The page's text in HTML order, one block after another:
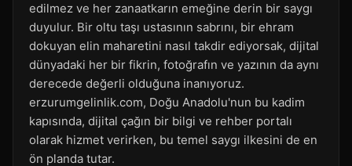
edilmez ve her zanaatkarın emeğine derin bir saygı
duyulur. Bir oltu taşı ustasının sabrını, bir ehram
dokuyan elin maharetini nasıl takdir ediyorsak, dijital
dünyadaki her bir fikrin, fotoğrafın ve yazının da aynı
derecede değerli olduğuna inanıyoruz.
erzurumgelinlik.com, Doğu Anadolu'nun bu kadim
kapısında, dijital çağın bir bilgi ve rehber portalı
olarak hizmet verirken, bu temel saygı ilkesini de en
ön planda tutar.